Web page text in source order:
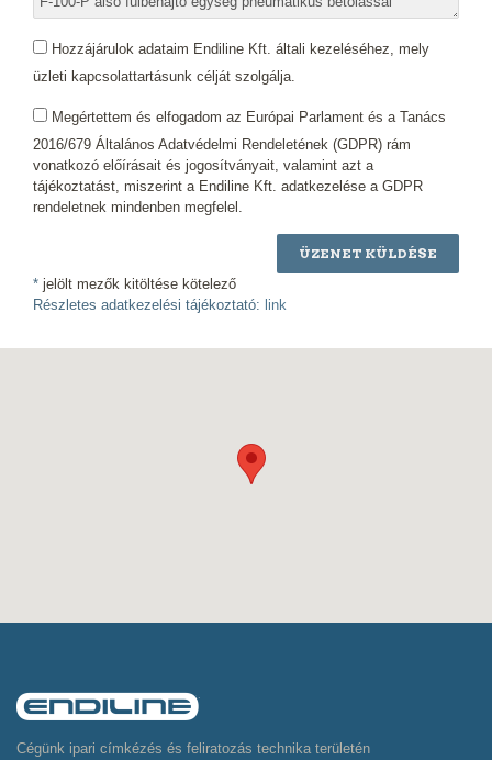
Hozzájárulok adataim Endiline Kft. általi kezeléséhez, mely
üzleti kapcsolattartásunk célját szolgálja.
Megértettem és elfogadom az Európai Parlament és a Tanács
2016/679 Általános Adatvédelmi Rendeletének (GDPR) rám
vonatkozó előírásait és jogosítványait, valamint azt a
tájékoztatást, miszerint a Endiline Kft. adatkezelése a GDPR
rendeletnek mindenben megfelel.
ÜZENET KÜLDÉSE
* jelölt mezők kitöltése kötelező
Részletes adatkezelési tájékoztató: link
Cégünk ipari címkézés és feliratozás technika területén